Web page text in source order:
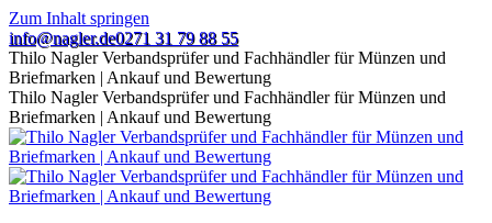
Zum Inhalt springen
info@nagler.de0271 31 79 88 55
Thilo Nagler Verbandsprüfer und Fachhändler für Münzen und
Briefmarken | Ankauf und Bewertung
Thilo Nagler Verbandsprüfer und Fachhändler für Münzen und
Briefmarken | Ankauf und Bewertung